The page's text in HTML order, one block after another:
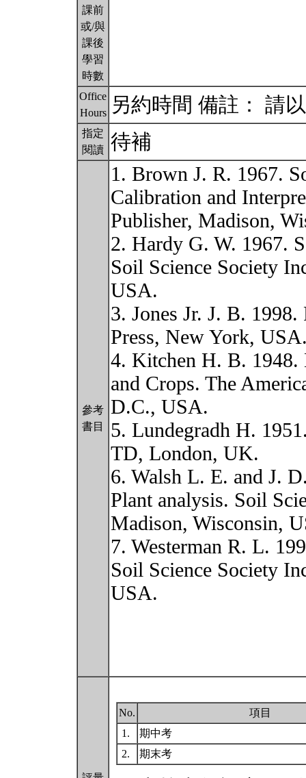
課前
或/與
課後
學習
時數
Office
Hours
另約時間 備註： 請
指定
閱讀 待補
參考
書目
1. Brown J. R. 1967.
Calibration and
Publisher, Madison,
2. Hardy G. W. 1967.
Soil Science Society
USA.
3. Jones Jr. J. B.
Press, New York,
4. Kitchen H. B. 1948.
and Crops. The
D.C., USA.
5. Lundegradh H.
TD, London, UK.
6. Walsh L. E. and J.
Plant analysis. Soil
Madison, Wisconsin,
7. Westerman R. L.
Soil Science Society
USA.
No.
項目
1.
期中考
2.
期末考